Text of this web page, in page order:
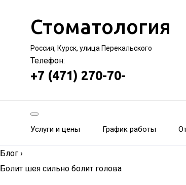
Стоматология
Россия, Курск, улица Перекальского
Телефон:
+7 (471) 270-70-
Услуги и цены График работы
Блог ›
Болит шея сильно болит голова